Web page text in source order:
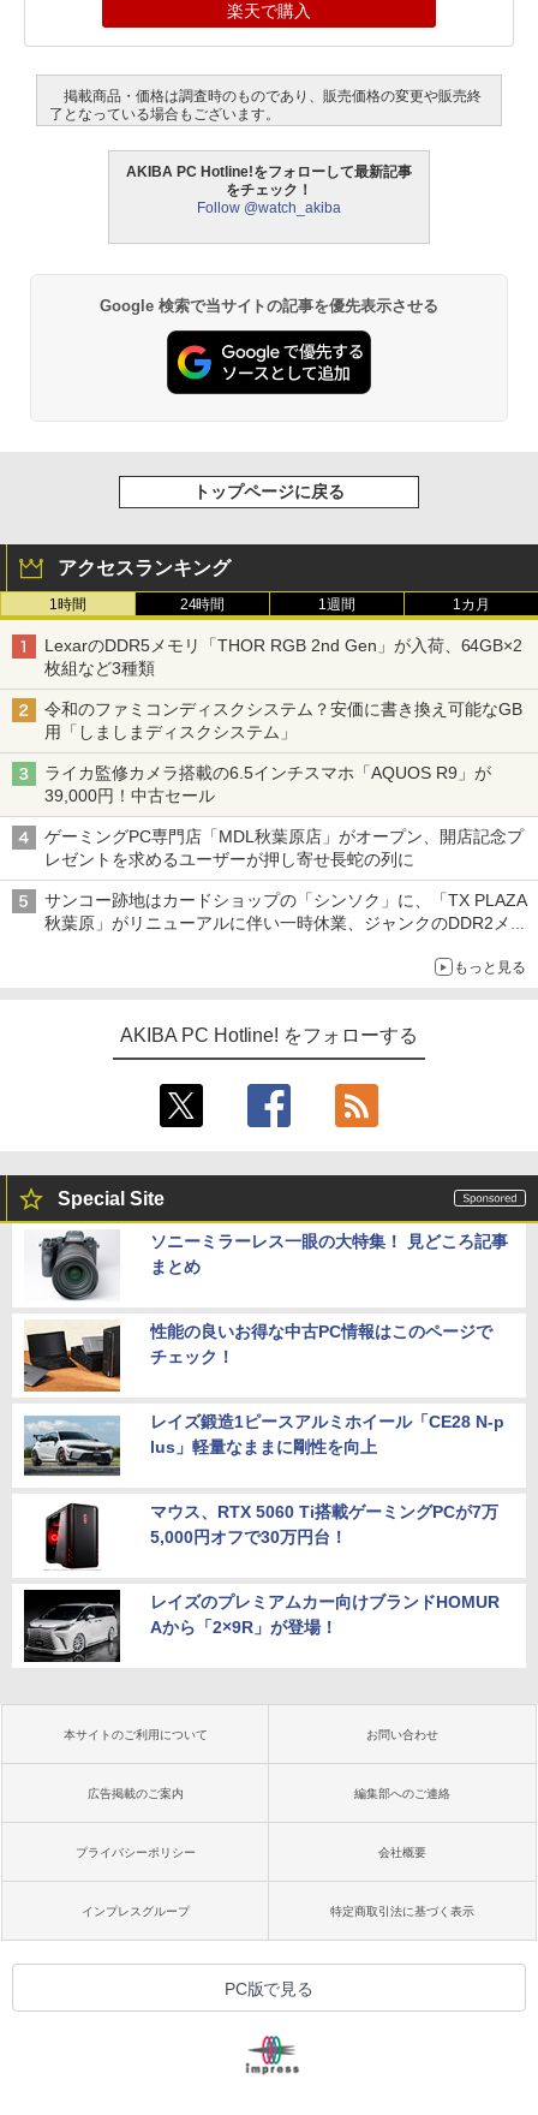
楽天で購入
掲載商品・価格は調査時のものであり、販売価格の変更や販売終
了となっている場合もございます。
AKIBA PC Hotline!をフォローして最新記事
をチェック！
Follow @watch_akiba
Google 検索で当サイトの記事を優先表示させる
トップページに戻る
アクセスランキング
1時間 24時間 1週間 1カ月
LexarのDDR5メモリ「THOR RGB 2nd Gen」が入荷、64GB×2
枚組など3種類
令和のファミコンディスクシステム？安価に書き換え可能なGB
用「しましまディスクシステム」
ライカ監修カメラ搭載の6.5インチスマホ「AQUOS R9」が
39,000円！中古セール
ゲーミングPC専門店「MDL秋葉原店」がオープン、開店記念プ
レゼントを求めるユーザーが押し寄せ長蛇の列に
サンコー跡地はカードショップの「シンソク」に、「TX PLAZA
秋葉原」がリニューアルに伴い一時休業、ジャンクのDDR2メモ
もっと見る
AKIBA PC Hotline! をフォローする
Special Site
ソニーミラーレス一眼の大特集！ 見どころ記事
まとめ
性能の良いお得な中古PC情報はこのページで
チェック！
レイズ鍛造1ピースアルミホイール「CE28 N-p
lus」軽量なままに剛性を向上
マウス、RTX 5060 Ti搭載ゲーミングPCが7万
5,000円オフで30万円台！
レイズのプレミアムカー向けブランドHOMUR
Aから「2×9R」が登場！
本サイトのご利用について お問い合わせ
広告掲載のご案内 編集部へのご連絡
プライバシーポリシー 会社概要
インプレスグループ 特定商取引法に基づく表示
PC版で見る